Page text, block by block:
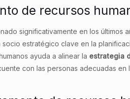
de recursos
significativamente en los últimos
estratégico clave en la
ayuda a alinear la estrategia
con las personas adecuadas en